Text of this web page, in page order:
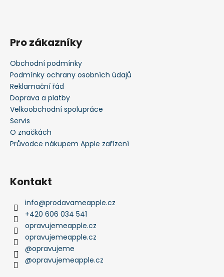
Pro zákazníky
Obchodní podmínky
Podmínky ochrany osobních údajů
Reklamační řád
Doprava a platby
Velkoobchodní spolupráce
Servis
O značkách
Průvodce nákupem Apple zařízení
Kontakt
info@prodavameapple.cz
+420 606 034 541
opravujemeapple.cz
opravujemeapple.cz
@opravujeme
@opravujemeapple.cz